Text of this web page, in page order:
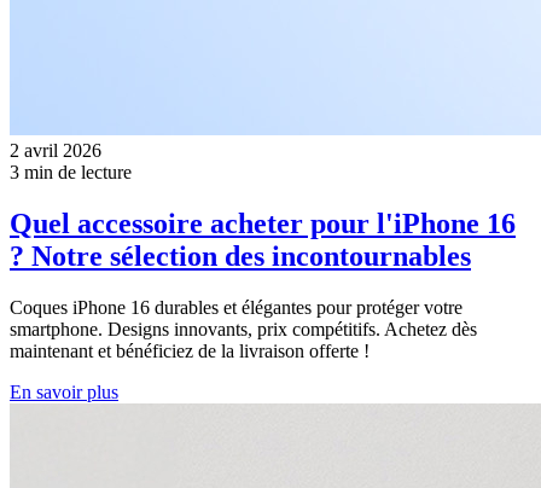
2 avril 2026
3 min de lecture
Quel accessoire acheter pour l'iPhone 16
? Notre sélection des incontournables
Coques iPhone 16 durables et élégantes pour protéger votre
smartphone. Designs innovants, prix compétitifs. Achetez dès
maintenant et bénéficiez de la livraison offerte !
En savoir plus